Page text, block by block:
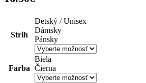
Strih
Detský / Unisex
Dámsky
Pánsky
Farba
Biela
Čierna